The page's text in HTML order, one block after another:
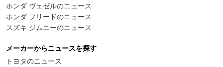
ホンダ ヴェゼルのニュース
ホンダ フリードのニュース
スズキ ジムニーのニュース
メーカーからニュースを探す
トヨタのニュース